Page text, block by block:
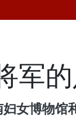
军
女博物